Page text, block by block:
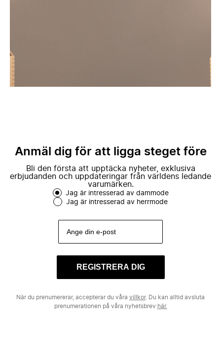
Anmäl dig för att ligga steget före
Bli den första att upptäcka nyheter, exklusiva
erbjudanden och uppdateringar från världens ledande
varumärken.
Jag är intresserad av dammode
Jag är intresserad av herrmode
REGISTRERA DIG
När du prenumererar, accepterar du våra villkor. Du kan alltid avsluta
prenumerationen på våra nyhetsbrev här.